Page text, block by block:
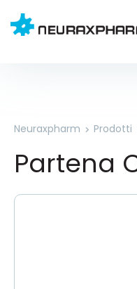
Neuraxpharm Prodotti
Partena